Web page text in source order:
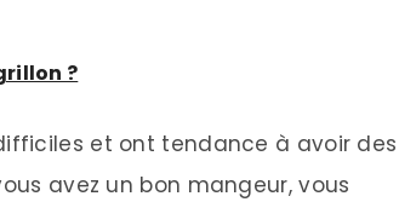
?
et ont tendance à avoir des
avez un bon mangeur, vous